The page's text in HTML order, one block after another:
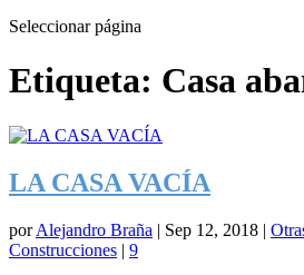
Seleccionar página
Etiqueta: Casa
LA CASA VACÍA
porAlejandro Braña | Sep 12, 2018 |
Construcciones | 9